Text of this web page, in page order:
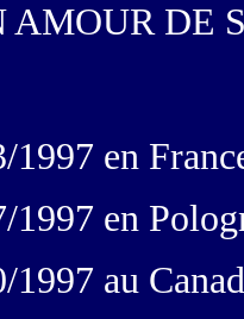
DE
1997 en
1997 en
au